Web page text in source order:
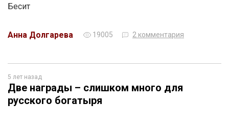
Бесит
Анна Долгарева 19005 2 комментария
5 лет назад
Две награды – слишком много для
русского богатыря